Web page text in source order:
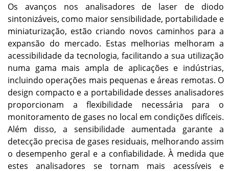
Os avanços nos analisadores de laser de diodo
sintonizáveis, como maior sensibilidade, portabilidade e
miniaturização, estão criando novos caminhos para a
expansão do mercado. Estas melhorias melhoram a
acessibilidade da tecnologia, facilitando a sua utilização
numa gama mais ampla de aplicações e indústrias,
incluindo operações mais pequenas e áreas remotas. O
design compacto e a portabilidade desses analisadores
proporcionam a flexibilidade necessária para o
monitoramento de gases no local em condições difíceis.
Além disso, a sensibilidade aumentada garante a
detecção precisa de gases residuais, melhorando assim
o desempenho geral e a confiabilidade. À medida que
estes analisadores se tornam mais acessíveis e